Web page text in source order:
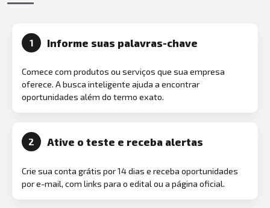
1 Informe suas palavras-chave
Comece com produtos ou serviços que sua empresa
oferece. A busca inteligente ajuda a encontrar
oportunidades além do termo exato.
2 Ative o teste e receba alertas
Crie sua conta grátis por 14 dias e receba oportunidades
por e-mail, com links para o edital ou a página oficial.